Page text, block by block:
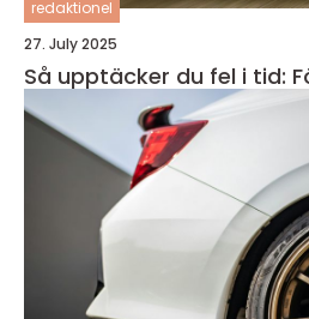
redaktionel
27. July 2025
Så upptäcker du fel i tid: